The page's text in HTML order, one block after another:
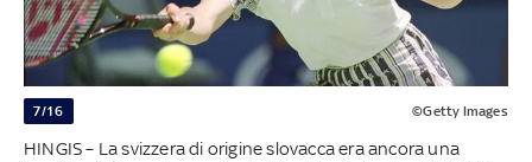
7/16 ©Getty Images
HINGIS – La svizzera di origine slovacca era ancora una